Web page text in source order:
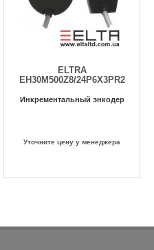
ELTRA
EH30M500Z8/24P6X3PR2
Инкрементальный энкодер
Уточните цену у менеджера